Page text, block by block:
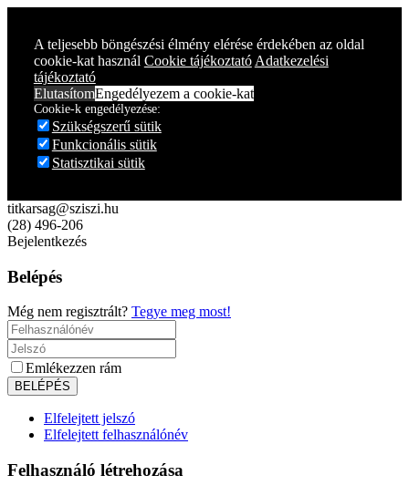
A teljesebb böngészési élmény elérése érdekében az oldal
cookie-kat használ Cookie tájékoztató Adatkezelési
tájékoztató
ElutasítomEngedélyezem a cookie-kat
Cookie-k engedélyezése:
Szükségszerű sütik
Funkcionális sütik
Statisztikai sütik
titkarsag@sziszi.hu
(28) 496-206
Bejelentkezés
Belépés
Még nem regisztrált? Tegye meg most!
Emlékezzen rám
Elfelejtett jelszó
Elfelejtett felhasználónév
Felhasználó létrehozása